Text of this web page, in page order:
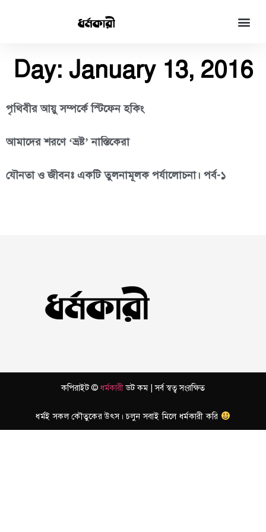
Day: January 13, 2016
পৃথিবীর আয়ু সম্পর্কে স্টিফেন হকিং
আমাদের শরণে ‘ভ্রষ্ট’ নাস্তিকেরা
যৌনতা ও জীবনঃ একটি তুলনামূলক পর্যালোচনা। পর্ব-১
কপিরাইট © ধর্মকারীডট কম | সর্ব স্বত্ব সংরক্ষিত
ধর্মই সকল কৌতুকের উৎস। চলুন সবাই মিলে ধর্মকারী করি